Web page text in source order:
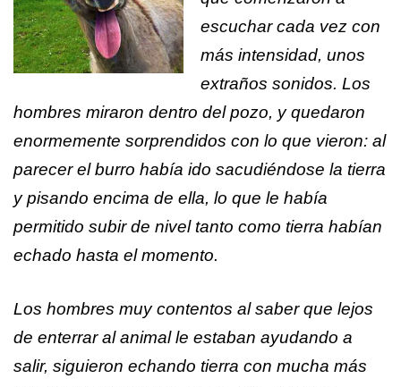
escuchar cada vez con
más intensidad, unos
extraños sonidos. Los
hombres miraron dentro del pozo, y quedaron
enormemente sorprendidos con lo que vieron: al
parecer el burro había ido sacudiéndose la tierra
y pisando encima de ella, lo que le había
permitido subir de nivel tanto como tierra habían
echado hasta el momento.
Los hombres muy contentos al saber que lejos
de enterrar al animal le estaban ayudando a
salir, siguieron echando tierra con mucha más